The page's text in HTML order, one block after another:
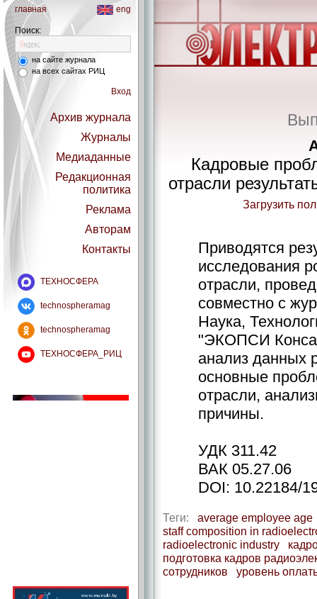
главная eng
Поиск:
на сайте журнала
на всех сайтах РИЦ
Вход
Архив журнала
Журналы
Медиаданные
Редакционная
политика
Реклама
Авторам
Контакты
ТЕХНОСФЕРА
technospheramag
technospheramag
ТЕХНОСФЕРА_РИЦ
Кадровые
отрасли
Загрузить
Приводятся
исследования
отрасли,
совместно с
Наука,
"ЭКОПСИ
анализ данных
основные
отрасли,
причины.
УДК 311.42
ВАК 05.27.06
DOI: 10.22184/
Теги: average employee age
staff composition in
radioelectronic industry
подготовка кадров
сотрудников
уровень